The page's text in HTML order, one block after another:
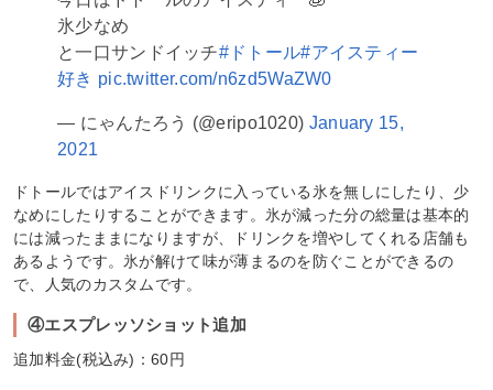
氷少なめ
と一口サンドイッチ#ドトール#アイスティー
好き pic.twitter.com/n6zd5WaZW0
— にゃんたろう (@eripo1020) January 15,
2021
ドトールではアイスドリンクに入っている氷を無しにしたり、少
なめにしたりすることができます。氷が減った分の総量は基本的
には減ったままになりますが、ドリンクを増やしてくれる店舗も
あるようです。氷が解けて味が薄まるのを防ぐことができるの
で、人気のカスタムです。
④エスプレッソショット追加
追加料金(税込み)：60円